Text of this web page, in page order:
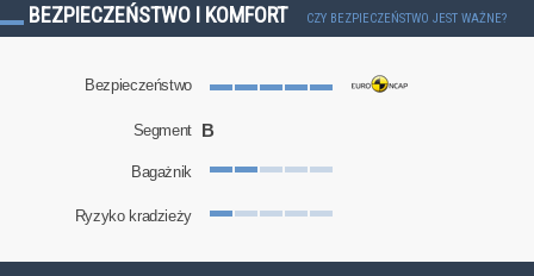
BEZPIECZEŃSTWO I KOMFORT CZY BEZPIECZEŃSTWO JEST WAŻNE?
Bezpieczeństwo
Segment B
Bagażnik
Ryzyko kradzieży